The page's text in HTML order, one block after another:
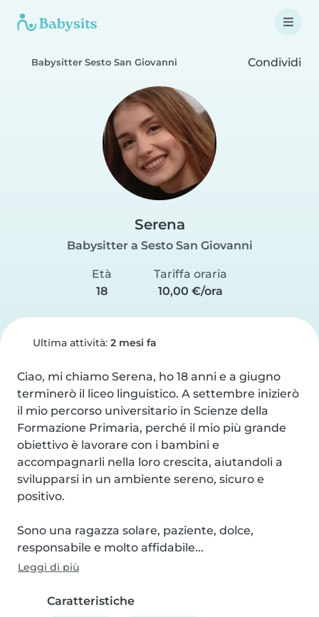
Babysitter Sesto San Giovanni Condividi
Serena
Babysitter a Sesto San Giovanni
Età
18
Tariffa oraria
10,00 €/ora
Ultima attività: 2 mesi fa
Ciao, mi chiamo Serena, ho 18 anni e a giugno
terminerò il liceo linguistico. A settembre inizierò
il mio percorso universitario in Scienze della
Formazione Primaria, perché il mio più grande
obiettivo è lavorare con i bambini e
accompagnarli nella loro crescita, aiutandoli a
svilupparsi in un ambiente sereno, sicuro e
positivo.
Sono una ragazza solare, paziente, dolce,
responsabile e molto affidabile...
Leggi di più
Caratteristiche